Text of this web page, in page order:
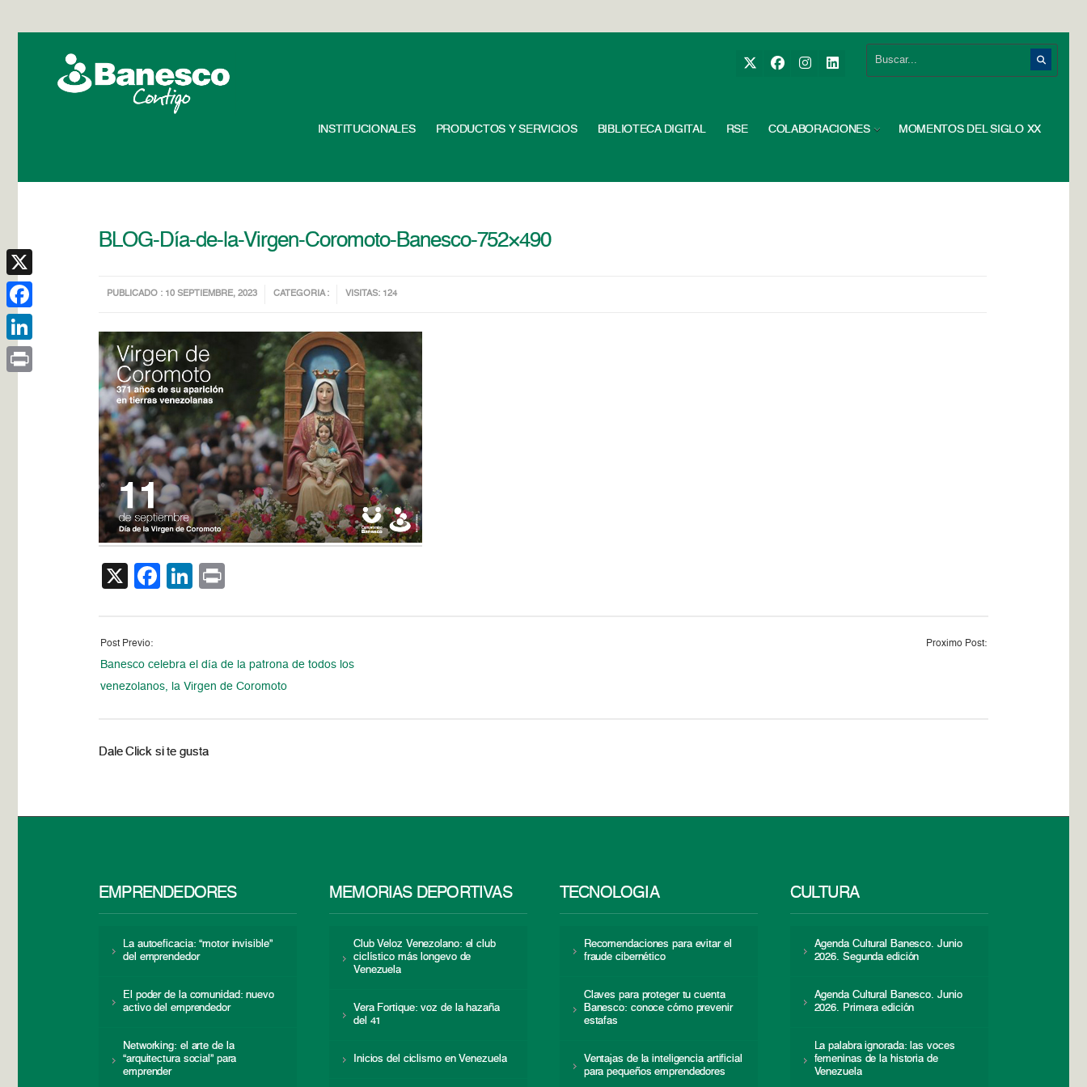
INSTITUCIONALES PRODUCTOS Y SERVICIOS BIBLIOTECA DIGITAL RSE COLABORACIONES MOMENTOS DEL SIGLO XX
BLOG-Día-de-la-Virgen-Coromoto-Banesco-752×490
PUBLICADO : 10 SEPTIEMBRE, 2023 CATEGORIA : VISITAS: 124
X Facebook
LinkedIn
Post Previo:
Banesco celebra el día de la patrona de todos los
venezolanos, la Virgen de Coromoto
Proximo Post:
Dale Click si te gusta
EMPRENDEDORES
La autoeficacia: “motor invisible”
del emprendedor
El poder de la comunidad: nuevo
activo del emprendedor
Networking: el arte de la
“arquitectura social” para
emprender
MEMORIAS DEPORTIVAS
Club Veloz Venezolano: el club
ciclístico más longevo de
Venezuela
Vera Fortique: voz de la hazaña
del 41
Inicios del ciclismo en Venezuela
TECNOLOGÍA
Recomendaciones para evitar el
fraude cibernético
Claves para proteger tu cuenta
Banesco: conoce cómo prevenir
estafas
Ventajas de la inteligencia artificial
para pequeños emprendedores
CULTURA
Agenda Cultural Banesco. Junio
2026. Segunda edición
Agenda Cultural Banesco. Junio
2026. Primera edición
La palabra ignorada: las voces
femeninas de la historia de
Venezuela
X
Facebook
LinkedIn